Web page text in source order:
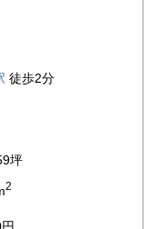
ています。トイレは
を高めています。
て非常に便利で魅力
ングスポットや飲食
ルマンストア」など
やアフターファイブ
の飲食店が点在して
。周辺には、「日暮
ョッピングや散策を
園」や「上野恩賜公
クスできる環境が整
末にリフレッシュす
徒歩2分
坪
2